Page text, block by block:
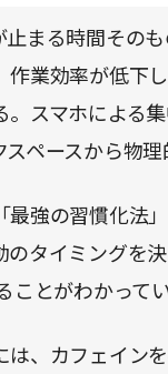
止まる時間その
作業効率が低下
スマホによる
ペースから物理
強の習慣化法
のタイミングを
とがわかってい
は、カフェイン